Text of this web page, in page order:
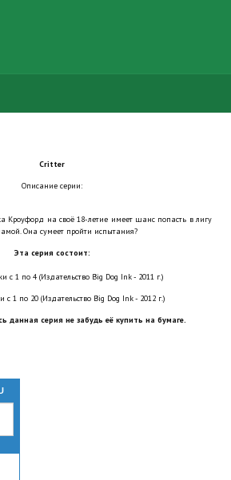
для Обливиона
субтитры)
Скайрима
Critter
Описание серии:
Кроуфорд на своё 18-летие имеет шанс попасть в лигу
Она сумеет пройти испытания?
Эта серия состоит:
с 1 по 4 (Издательство Big Dog Ink - 2011 г.)
1 по 20 (Издательство Big Dog Ink - 2012 г.)
данная серия не забудь её купить на бумаге.